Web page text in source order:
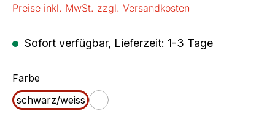
Preise inkl. MwSt. zzgl. Versandkosten
Sofort verfügbar, Lieferzeit: 1-3 Tage
Farbeauswählen
schwarz/weiss
weiß